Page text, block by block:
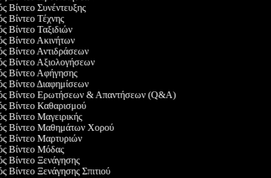
Βίντεο Συνέντευξης
Βίντεο Τέχνης
Βίντεο Ταξιδιών
Βίντεο Ακινήτων
Βίντεο Αντιδράσεων
Βίντεο Αξιολογήσεων
Βίντεο Αφήγησης
Βίντεο Διαφημίσεων
Βίντεο Ερωτήσεων & Απαντήσεων (Q&A)
Βίντεο Καθαρισμού
Βίντεο Μαγειρικής
Βίντεο Μαθημάτων Χορού
Βίντεο Μαρτυριών
Βίντεο Μόδας
Βίντεο Ξενάγησης
Βίντεο Ξενάγησης Σπιτιού